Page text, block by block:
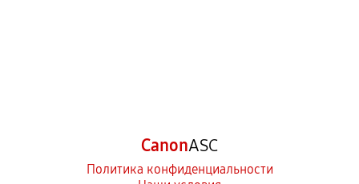
CanonASC
Политика конфиденциальности